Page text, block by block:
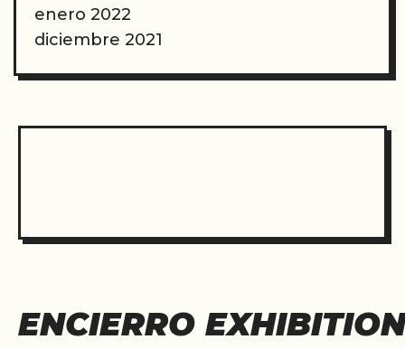
enero 2022
diciembre 2021
ENCIERRO EXHIBITION